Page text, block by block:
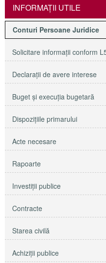
INFORMAŢII UTILE
Conturi Persoane Juridice
Solicitare informaţii conform
Declaraţii de avere interese
Buget şi execuţia bugetară
Dispoziţiile primarului
Acte necesare
Rapoarte
Investiţii publice
Contracte
Starea civilă
Achiziţii publice